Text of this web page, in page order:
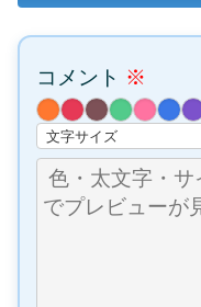
コメント ※